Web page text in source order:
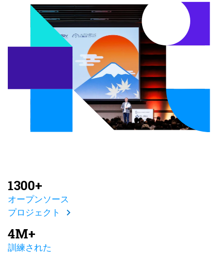
1300+
オープンソース
プロジェクト
4M+
訓練された